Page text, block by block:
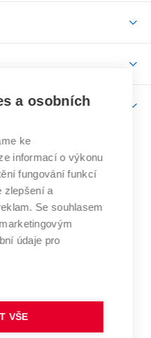
učení
technické
Brně
a osobních
ke
informací o výkonu
fungování funkcí
zlepšení a
Se souhlasem
údaje pro
VŠE